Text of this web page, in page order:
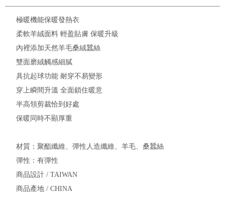
極暖機能保暖發熱衣
柔軟羊絨面料 輕盈貼膚 保暖升級
內裡添加天然羊毛桑絨蠶絲
雙面磨絨觸感細膩
具抗起球功能 耐穿不易變形
穿上瞬間升溫 全面鎖住暖意
半高領剪裁恰到好處
保暖同時不顯厚重
材質：聚酯纖維、彈性人造纖維、羊毛、桑蠶絲
彈性：有彈性
商品設計 / TAIWAN
商品產地 / CHINA